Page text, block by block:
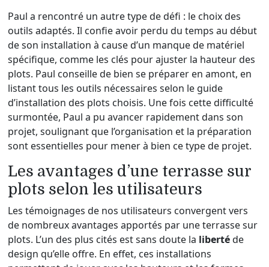
Paul a rencontré un autre type de défi : le choix des
outils adaptés. Il confie avoir perdu du temps au début
de son installation à cause d’un manque de matériel
spécifique, comme les clés pour ajuster la hauteur des
plots. Paul conseille de bien se préparer en amont, en
listant tous les outils nécessaires selon le guide
d’installation des plots choisis. Une fois cette difficulté
surmontée, Paul a pu avancer rapidement dans son
projet, soulignant que l’organisation et la préparation
sont essentielles pour mener à bien ce type de projet.
Les avantages d’une terrasse sur
plots selon les utilisateurs
Les témoignages de nos utilisateurs convergent vers
de nombreux avantages apportés par une terrasse sur
plots. L’un des plus cités est sans doute la libertéde
design qu’elle offre. En effet, ces installations